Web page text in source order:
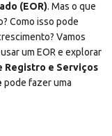
(EOR). Mas o que
Como isso pode
Vamos
um EOR e explorar
Registro e Serviços
pode fazer uma